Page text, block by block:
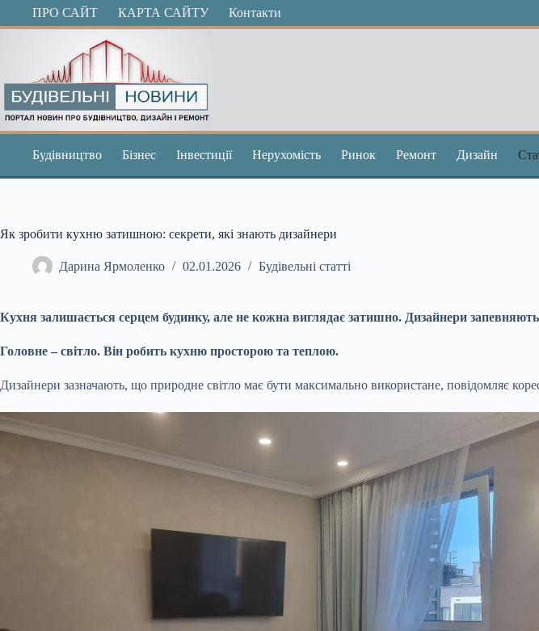
ПерейтиПРО САЙТ КАРТА САЙТУ Контакти
Будівництво Бізнес Інвестиції Нерухомість Ринок Ремонт Дизайн
Як зробити кухню затишною: секрети, які знають дизайнери
Дарина Ярмоленко 02.01.2026 Будівельні статті
Кухня залишається серцем будинку, але не кожна виглядає затишно. Дизайнери запевняють:
Головне – світло. Він робить кухню просторою та теплою.
Дизайнери зазначають, що природне світло має бути максимально використане, повідомляє